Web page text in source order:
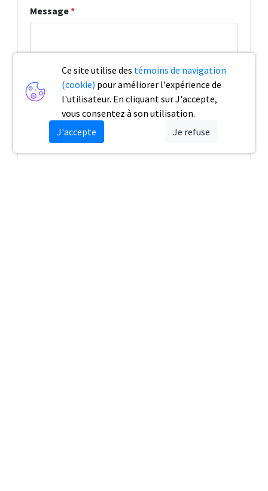
Message*
Ce site utilise des témoins de navigation
(cookie) pour améliorer l'expérience de
l'utilisateur. En cliquant sur J'accepte,
vous consentez à son utilisation.
J'accepte
Je refuse